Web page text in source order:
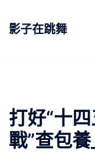
影子在跳舞
打好“十
戰”查包